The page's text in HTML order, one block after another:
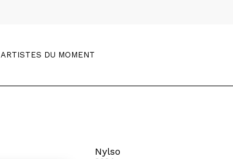
ARTISTES DU MOMENT
Nylso